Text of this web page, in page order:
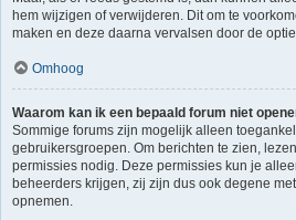
hem wijzigen of verwijderen. Dit om te
maken en deze daarna vervalsen door de
Omhoog
Waarom kan ik een bepaald forum niet
Sommige forums zijn mogelijk alleen
gebruikersgroepen. Om berichten te zien,
permissies nodig. Deze permissies kun je
beheerders krijgen, zij zijn dus ook degene
opnemen.